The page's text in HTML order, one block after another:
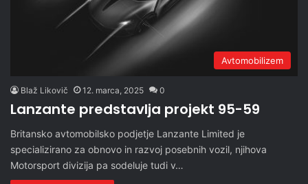
Avtomobilizem
Blaž Likovič 12. marca, 2025 0
Lanzante predstavlja projekt 95-59
Britansko avtomobilsko podjetje Lanzante Limited je
specializirano za obnovo in razvoj posebnih vozil, njihova
Motorsport divizija pa sodeluje tudi v…